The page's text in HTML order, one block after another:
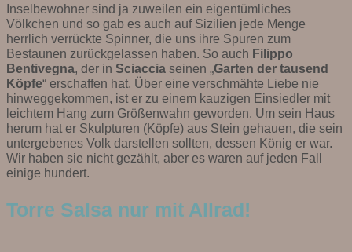
Inselbewohner sind ja zuweilen ein eigentümliches
Völkchen und so gab es auch auf Sizilien jede Menge
herrlich verrückte Spinner, die uns ihre Spuren zum
Bestaunen zurückgelassen haben. So auch Filippo
Bentivegna, der in Sciaccia seinen „Garten der tausend
Köpfe“ erschaffen hat. Über eine verschmähte Liebe nie
hinweggekommen, ist er zu einem kauzigen Einsiedler mit
leichtem Hang zum Größenwahn geworden. Um sein Haus
herum hat er Skulpturen (Köpfe) aus Stein gehauen, die sein
untergebenes Volk darstellen sollten, dessen König er war.
Wir haben sie nicht gezählt, aber es waren auf jeden Fall
einige hundert.
Torre Salsa nur mit Allrad!